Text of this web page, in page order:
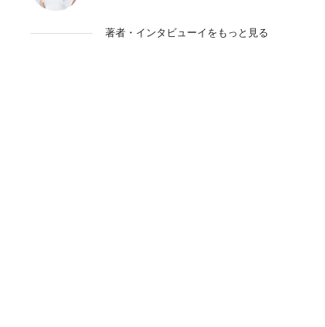
著者・インタビューイをもっと見る